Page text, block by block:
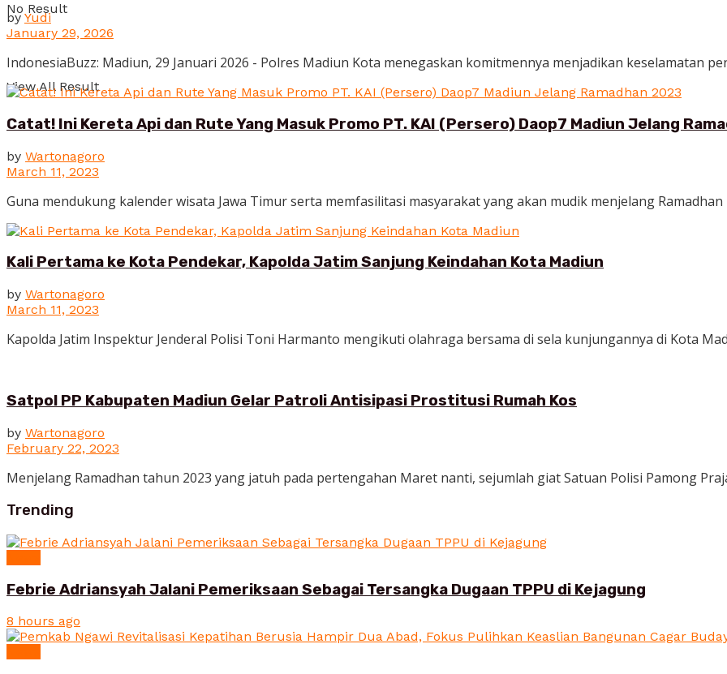
No Result
View All Result
by Yudi
January 29, 2026
IndonesiaBuzz: Madiun, 29 Januari 2026 - Polres Madiun Kota menegaskan komitmennya menjadikan keselamatan
Catat! Ini Kereta Api dan Rute Yang Masuk Promo PT. KAI (Persero) Daop7 Madiun Jelang
by Wartonagoro
March 11, 2023
Guna mendukung kalender wisata Jawa Timur serta memfasilitasi masyarakat yang akan mudik menjelang Ramadhan
Kali Pertama ke Kota Pendekar, Kapolda Jatim Sanjung Keindahan Kota Madiun
by Wartonagoro
March 11, 2023
Kapolda Jatim Inspektur Jenderal Polisi Toni Harmanto mengikuti olahraga bersama di sela kunjungannya di Kota
Satpol PP Kabupaten Madiun Gelar Patroli Antisipasi Prostitusi Rumah Kos
by Wartonagoro
February 22, 2023
Menjelang Ramadhan tahun 2023 yang jatuh pada pertengahan Maret nanti, sejumlah giat Satuan Polisi Pamong
Trending
Febrie Adriansyah Jalani Pemeriksaan Sebagai Tersangka Dugaan TPPU di Kejagung
8 hours ago